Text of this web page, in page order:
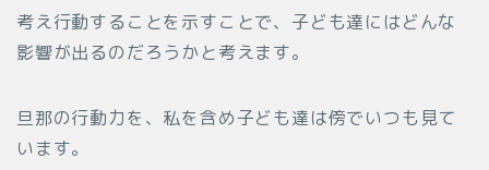
考え行動することを示すことで、子ども達にはどんな
影響が出るのだろうかと考えます。
旦那の行動力を、私を含め子ども達は傍でいつも見て
います。